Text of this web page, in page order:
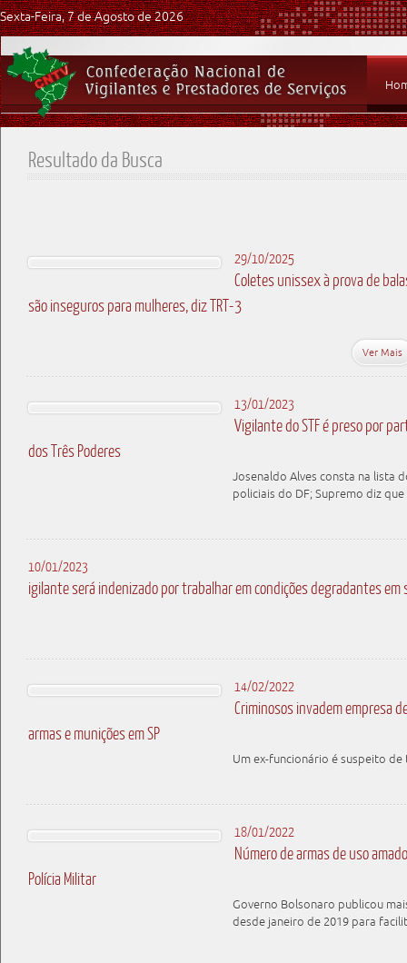
Sexta-Feira, 7 de Agosto de 2026
Resultado da Busca
29/10/2025
Coletes unissex à prova de
são inseguros para mulheres, diz TRT-3
Ver Mais
13/01/2023
Vigilante do STF é preso por
dos Três Poderes
Josenaldo Alves consta na lista
policiais do DF; Supremo diz que
10/01/2023
igilante será indenizado por trabalhar em condições degradantes em
14/02/2022
Criminosos invadem empresa
armas e munições em SP
Um ex-funcionário é suspeito
18/01/2022
Número de armas de uso
Polícia Militar
Governo Bolsonaro publicou
desde janeiro de 2019 para